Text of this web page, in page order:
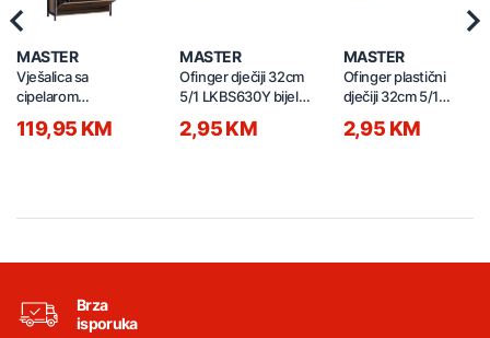
MASTER
Vješalica sa
cipelarom
YMJ8430182L drvo
119,95 KM
MASTER
Ofinger dječiji 32cm
5/1 LKBS630Y bijeli-
2,95 KM
MASTER
Ofinger plastični
dječiji 32cm 5/1
ljubičasti
2,95 KM
Brza
isporuka